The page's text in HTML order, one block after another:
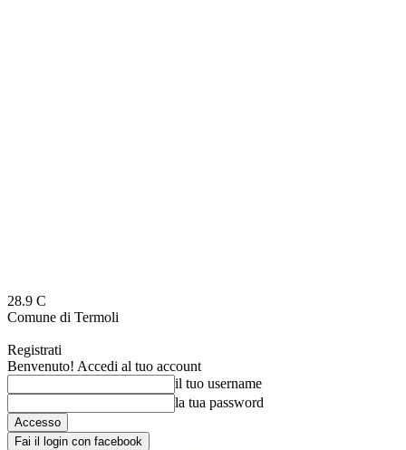
28.9 C
Comune di Termoli
Registrati
Benvenuto! Accedi al tuo account
il tuo username
la tua password
Fai il login con facebook